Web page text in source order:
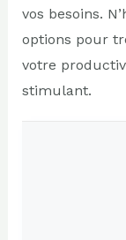
vos besoins.
options pour
votre
stimulant.